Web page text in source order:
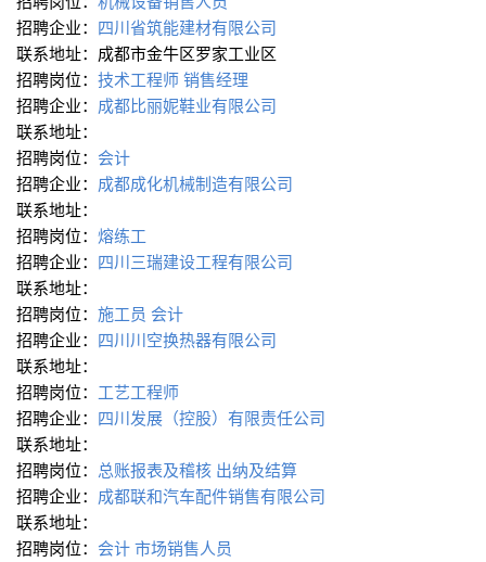
招聘企业： 四川省筑能建材有限公司
联系地址：成都市金牛区罗家工业区
招聘岗位： 技术工程师销售经理
招聘企业： 成都比丽妮鞋业有限公司
联系地址：
招聘岗位： 会计
招聘企业： 成都成化机械制造有限公司
联系地址：
招聘岗位： 熔练工
招聘企业： 四川三瑞建设工程有限公司
联系地址：
招聘岗位： 施工员 会计
招聘企业： 四川川空换热器有限公司
联系地址：
招聘岗位： 工艺工程师
招聘企业： 四川发展（控股）有限责任公司
联系地址：
招聘岗位： 总账报表及稽核 出纳及结算
招聘企业： 成都联和汽车配件销售有限公司
联系地址：
招聘岗位： 会计市场销售人员